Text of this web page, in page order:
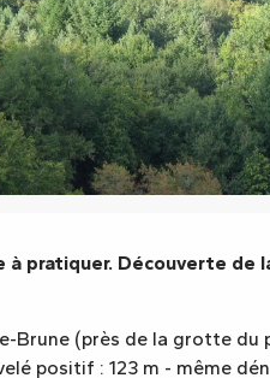
à pratiquer. Découverte
Brune (près de la grotte
positif : 123 m - même